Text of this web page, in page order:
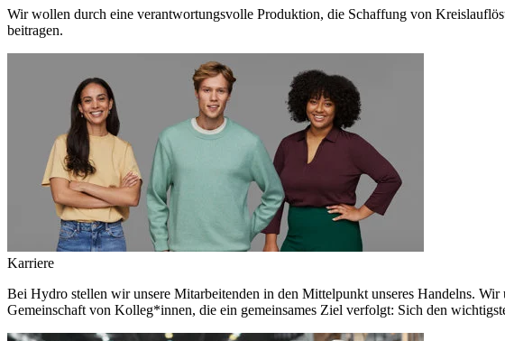
Wir wollen durch eine verantwortungsvolle Produktion, die Schaffung von
beitragen.
Karriere
Bei Hydro stellen wir unsere Mitarbeitenden in den Mittelpunkt unseres Handelns.
Gemeinschaft von Kolleg*innen, die ein gemeinsames Ziel verfolgt: Sich den